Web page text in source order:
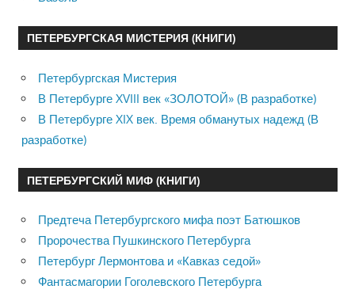
ПЕТЕРБУРГСКАЯ МИСТЕРИЯ (КНИГИ)
Петербургская Мистерия
В Петербурге XVIII век «ЗОЛОТОЙ» (В разработке)
В Петербурге XIX век. Время обманутых надежд (В
разработке)
ПЕТЕРБУРГСКИЙ МИФ (КНИГИ)
Предтеча Петербургского мифа поэт Батюшков
Пророчества Пушкинского Петербурга
Петербург Лермонтова и «Кавказ седой»
Фантасмагории Гоголевского Петербурга